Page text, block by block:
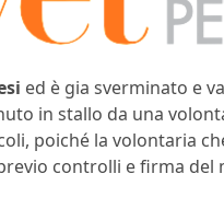
ed è gia sverminato e
in stallo da una
poiché la volontaria
controlli e firma del